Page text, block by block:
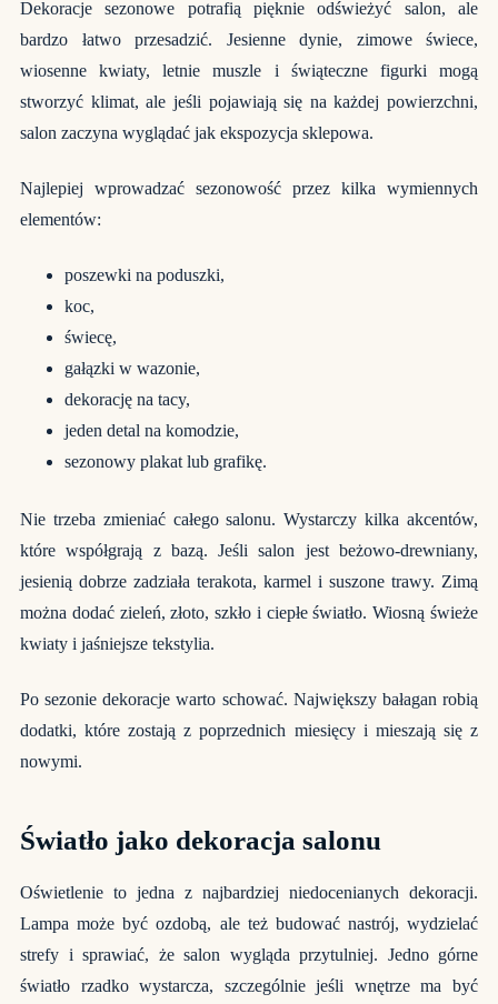
Dekoracje sezonowe potrafią pięknie odświeżyć salon, ale
bardzo łatwo przesadzić. Jesienne dynie, zimowe świece,
wiosenne kwiaty, letnie muszle i świąteczne figurki mogą
stworzyć klimat, ale jeśli pojawiają się na każdej powierzchni,
salon zaczyna wyglądać jak ekspozycja sklepowa.
Najlepiej wprowadzać sezonowość przez kilka wymiennych
elementów:
poszewki na poduszki,
koc,
świecę,
gałązki w wazonie,
dekorację na tacy,
jeden detal na komodzie,
sezonowy plakat lub grafikę.
Nie trzeba zmieniać całego salonu. Wystarczy kilka akcentów,
które współgrają z bazą. Jeśli salon jest beżowo-drewniany,
jesienią dobrze zadziała terakota, karmel i suszone trawy. Zimą
można dodać zieleń, złoto, szkło i ciepłe światło. Wiosną świeże
kwiaty i jaśniejsze tekstylia.
Po sezonie dekoracje warto schować. Największy bałagan robią
dodatki, które zostają z poprzednich miesięcy i mieszają się z
nowymi.
Światło jako dekoracja salonu
Oświetlenie to jedna z najbardziej niedocenianych dekoracji.
Lampa może być ozdobą, ale też budować nastrój, wydzielać
strefy i sprawiać, że salon wygląda przytulniej. Jedno górne
światło rzadko wystarcza, szczególnie jeśli wnętrze ma być